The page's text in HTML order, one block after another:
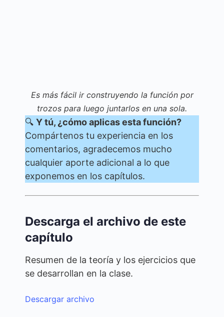
Es más fácil ir construyendo la función por
trozos para luego juntarlos en una sola.
🔍 Y tú, ¿cómo aplicas esta función?
Compártenos tu experiencia en los
comentarios, agradecemos mucho
cualquier aporte adicional a lo que
exponemos en los capítulos.
Descarga el archivo de este
capítulo
Resumen de la teoría y los ejercicios que
se desarrollan en la clase.
Descargar archivo